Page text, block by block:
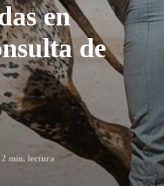
en
de
2 min. lectura